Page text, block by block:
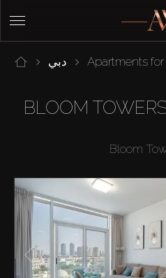
دبي Apartments
Bloom